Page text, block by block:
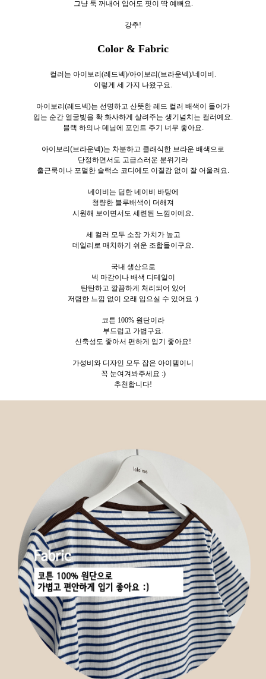
그냥 툭 꺼내어 입어도 핏이 딱 예뻐요.
강추!
Color & Fabric
컬러는 아이보리(레드넥)/아이보리(브라운넥)/네이비.
이렇게 세 가지 나왔구요.
아이보리(레드넥)는 선명하고 산뜻한 레드 컬러 배색이 들어가
입는 순간 얼굴빛을 확 화사하게 살려주는 생기넘치는 컬러예요.
블랙 하의나 데님에 포인트 주기 너무 좋아요.
아이보리(브라운넥)는 차분하고 클래식한 브라운 배색으로
단정하면서도 고급스러운 분위기라
출근룩이나 포멀한 슬랙스 코디에도 이질감 없이 잘 어울려요.
네이비는 딥한 네이비 바탕에
청량한 블루배색이 더해져
시원해 보이면서도 세련된 느낌이에요.
세 컬러 모두 소장 가치가 높고
데일리로 매치하기 쉬운 조합들이구요.
국내 생산으로
넥 마감이나 배색 디테일이
탄탄하고 깔끔하게 처리되어 있어
저렴한 느낌 없이 오래 입으실 수 있어요 :)
코튼 100% 원단이라
부드럽고 가볍구요.
신축성도 좋아서 편하게 입기 좋아요!
가성비와 디자인 모두 잡은 아이템이니
꼭 눈여겨봐주세요 :)
추천합니다!